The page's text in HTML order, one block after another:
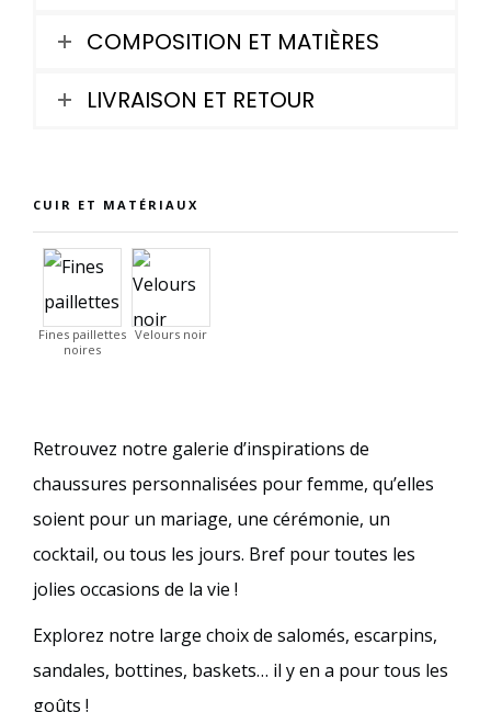
COMPOSITION ET MATIÈRES
LIVRAISON ET RETOUR
CUIR ET MATÉRIAUX
Fines paillettes
noires
Velours noir
Retrouvez notre galerie d’inspirations de
chaussures personnalisées pour femme, qu’elles
soient pour un mariage, une cérémonie, un
cocktail, ou tous les jours. Bref pour toutes les
jolies occasions de la vie !
Explorez notre large choix de salomés, escarpins,
sandales, bottines, baskets… il y en a pour tous les
goûts !